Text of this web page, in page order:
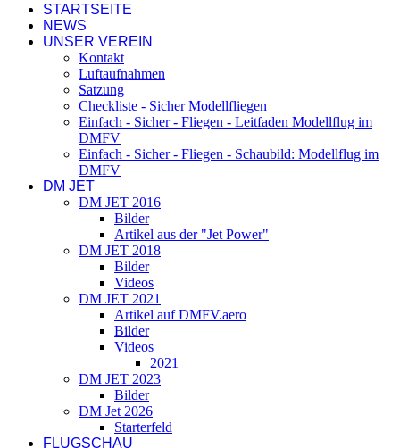
STARTSEITE
NEWS
UNSER VEREIN
Kontakt
Luftaufnahmen
Satzung
Checkliste - Sicher Modellfliegen
Einfach - Sicher - Fliegen - Leitfaden Modellflug im
DMFV
Einfach - Sicher - Fliegen - Schaubild: Modellflug im
DMFV
DM JET
DM JET 2016
Bilder
Artikel aus der "Jet Power"
DM JET 2018
Bilder
Videos
DM JET 2021
Artikel auf DMFV.aero
Bilder
Videos
2021
DM JET 2023
Bilder
DM Jet 2026
Starterfeld
FLUGSCHAU